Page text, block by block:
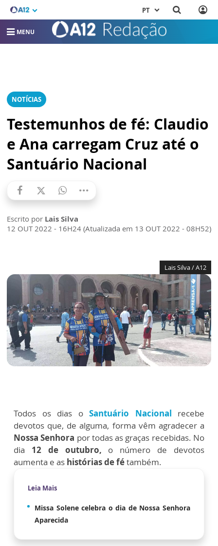
PT
MENU
NOTÍCIAS
Testemunhos de fé: Claudio
e Ana carregam Cruz até o
Santuário Nacional
Escrito por Lais Silva
12 OUT 2022 - 16H24 (Atualizada em 13 OUT 2022 - 08H52)
Lais Silva / A12
Todos os dias o Santuário Nacional recebe
devotos que, de alguma, forma vêm agradecer a
Nossa Senhora por todas as graças recebidas. No
dia 12 de outubro, o número de devotos
aumenta e as histórias de fétambém.
Leia Mais
Missa Solene celebra o dia de Nossa Senhora
Aparecida